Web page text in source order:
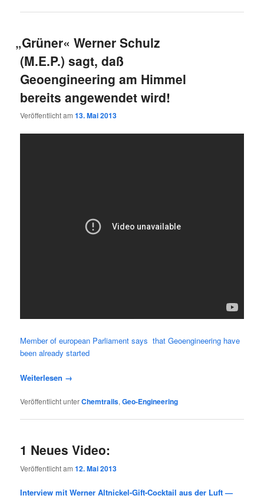
„Grüner« Werner Schulz
(M.E.P.) sagt, daß
Geoengineering am Himmel
bereits angewendet wird!
Veröffentlicht am13. Mai 2013
Mem­ber of euro­pean Par­lia­ment says that Geo­en­gi­nee­ring have
been alre­a­dy started
Wei­ter­le­sen →
Veröffentlicht unterChemtrails,Geo-Engineering
1 Neues Video:
Veröffentlicht am12. Mai 2013
Interview mit Werner Altnickel-Gift-Cocktail aus der Luft —